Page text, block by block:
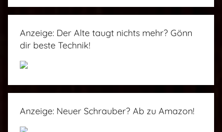
Anzeige: Der Alte taugt nichts mehr? Gönn
dir beste Technik!
Anzeige: Neuer Schrauber? Ab zu Amazon!